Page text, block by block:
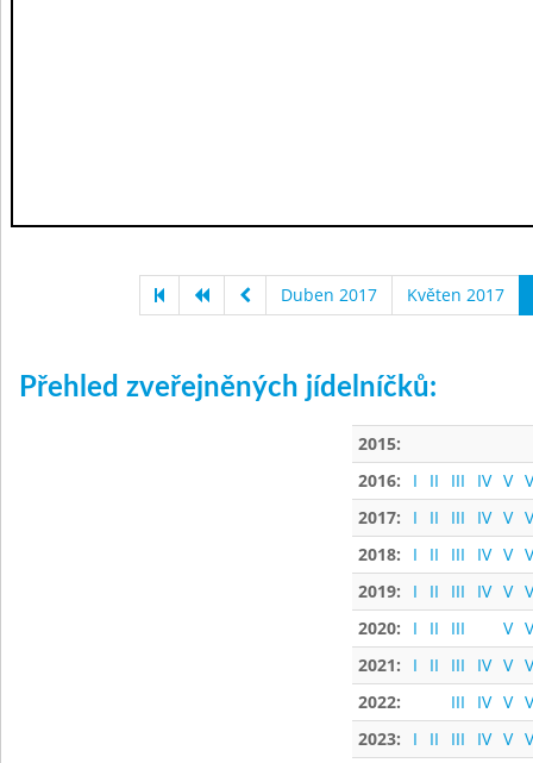
Duben 2017 Květen 2017
Přehled zveřejněných jídelníčků:
2015:
2016:
I II III IV V
2017:
I II III IV V
2018:
I II III IV V
2019:
I II III IV V
2020:
I II III V
2021:
I II III IV V
2022:
III IV V
2023:
I II III IV V